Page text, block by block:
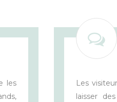
les
Les
laisser